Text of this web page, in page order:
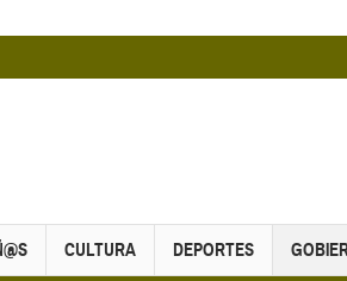
CULTURA DEPORTES